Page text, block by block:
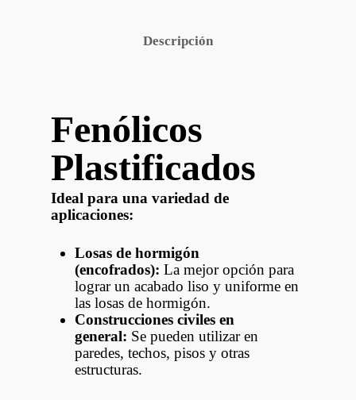
Descripción
Fenólicos
Plastificados
Ideal para una variedad de
aplicaciones:
Losas de hormigón
(encofrados): La mejor opción para
lograr un acabado liso y uniforme en
las losas de hormigón.
Construcciones civiles en
general: Se pueden utilizar en
paredes, techos, pisos y otras
estructuras.